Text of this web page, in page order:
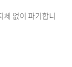
체 없이 파기합니